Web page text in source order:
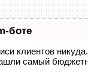
боте
клиентов
самый